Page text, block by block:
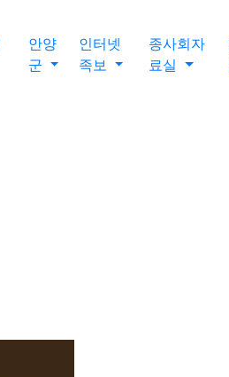
안양
군
인터넷
족보
종사회자
료실